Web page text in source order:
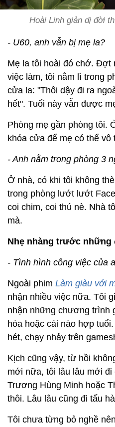
Hoài Linh giản dị đời
- U60, anh vẫn bị mẹ la?
Mẹ la tôi hoài đó chớ. Đợt
việc làm, tôi nằm lì trong
cửa la: "Thôi dậy đi ra
hết". Tuổi này vẫn được
Phòng mẹ gần phòng tôi.
khóa cửa để mẹ có thể vô
- Anh nằm trong phòng 3
Ở nhà, có khi tôi không
trong phòng lướt lướt
coi chim, coi thú nè. Nhà
mà.
Nhẹ nhàng trước
- Tình hình công việc của
Ngoài phim Làm giàu với
nhận nhiều việc nữa. Tôi
nhận những chương trình
hóa hoặc cái nào hợp
hét, chạy nhảy trên
Kịch cũng vậy, từ hồi
mới nữa, tôi lâu lâu mới đi
Trương Hùng Minh hoặc
thôi. Lâu lâu cũng đi tấu
Tôi chưa từng bỏ nghề